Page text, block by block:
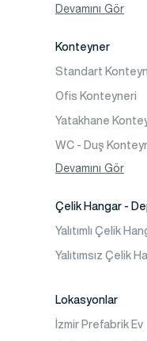
Tek Katlı Prefabrik
Devamını Gör
Konteyner
Standart
Ofis Konteyneri
Yatakhane
WC - Duş
Konteyner Ev
Devamını Gör
Çelik Hangar -
Yalıtımlı Çelik
Yalıtımsız Çelik
Lokasyonlar
İzmir Prefabrik Ev